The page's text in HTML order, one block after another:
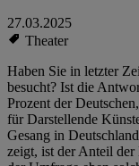
27.03.2025
Theater
Haben Sie in letzter
besucht? Ist die
Prozent der
für Darstellende
Gesang in
zeigt, ist der Anteil